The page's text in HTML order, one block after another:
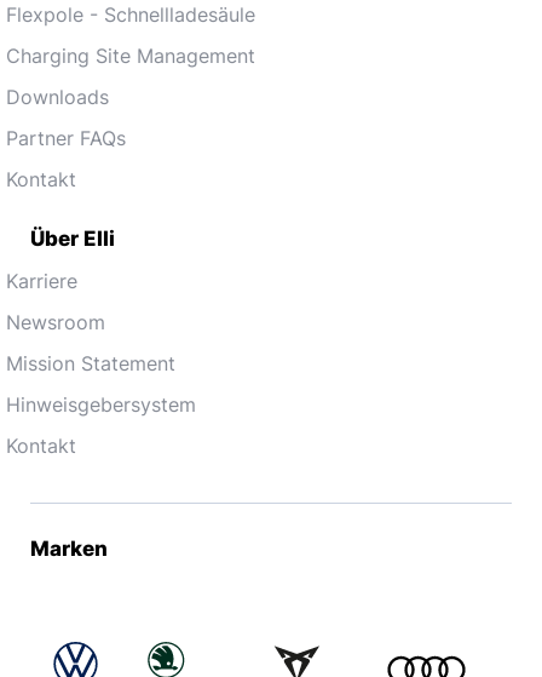
Flexpole - Schnellladesäule
Charging Site Management
Downloads
Partner FAQs
Kontakt
Über Elli
Karriere
Newsroom
Mission Statement
Hinweisgebersystem
Kontakt
Marken